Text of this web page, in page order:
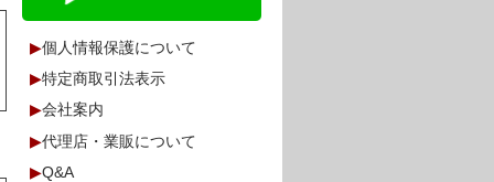
▶個人情報保護について
▶特定商取引法表示
▶会社案内
▶代理店・業販について
▶Q&A